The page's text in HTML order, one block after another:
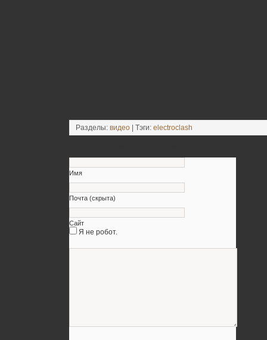
Разделы: видео | Тэги: electroclash
Имя
Почта (скрыта)
Сайт
Я не робот.